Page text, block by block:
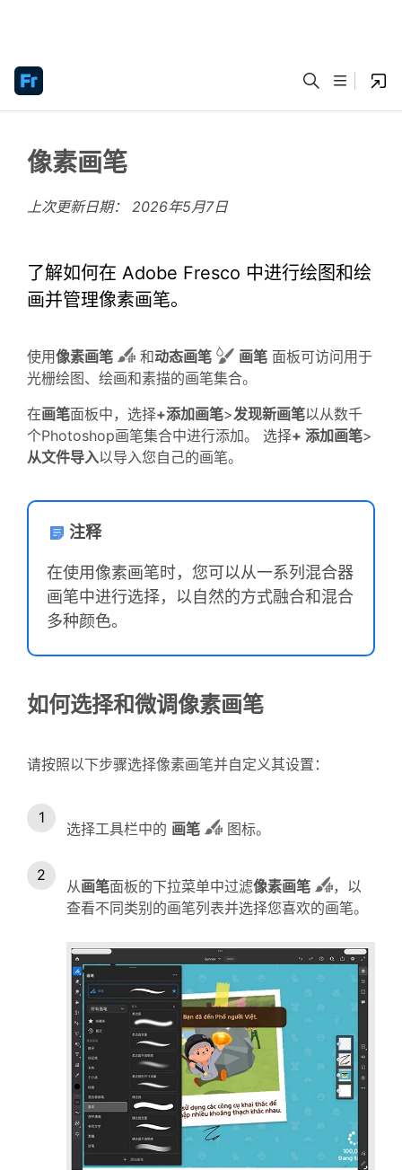
像素画笔
上次更新日期： 2026年5月7日
了解如何在 Adobe Fresco 中进行绘图和绘
画并管理像素画笔。
使用像素画笔 和动态画笔 画笔 面板可访问用于
光栅绘图、绘画和素描的画笔集合。
在画笔面板中，选择+添加画笔>发现新画笔以从数千
个Photoshop画笔集合中进行添加。 选择+ 添加画笔>
从文件导入以导入您自己的画笔。
注释
在使用像素画笔时，您可以从一系列混合器
画笔中进行选择，以自然的方式融合和混合
多种颜色。
如何选择和微调像素画笔
请按照以下步骤选择像素画笔并自定义其设置：
选择工具栏中的 画笔 图标。
从画笔面板的下拉菜单中过滤像素画笔
，以
查看不同类别的画笔列表并选择您喜欢的画笔。